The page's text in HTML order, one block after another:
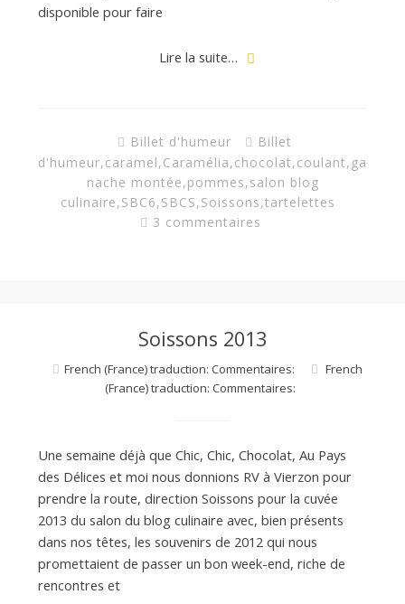
disponible pour faire
Lire la suite…
Billet d'humeur
Billet
d'humeur,caramel,Caramélia,chocolat,coulant, ga
nache montée,pommes,salon blog
culinaire,SBC6,SBCS,Soissons,tartelettes
3 commentaires
Soissons 2013
French (France) traduction: Commentaires:
French
(France) traduction: Commentaires:
Une semaine déjà que Chic, Chic, Chocolat, Au Pays
des Délices et moi nous donnions RV à Vierzon pour
prendre la route, direction Soissons pour la cuvée
2013 du salon du blog culinaire avec, bien présents
dans nos têtes, les souvenirs de 2012 qui nous
promettaient de passer un bon week-end, riche de
rencontres et